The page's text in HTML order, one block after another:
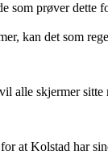
som prøver dette
kan det som
alle skjermer
at Kolstad har